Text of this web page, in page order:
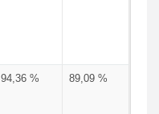
94,36 % 89,09 %